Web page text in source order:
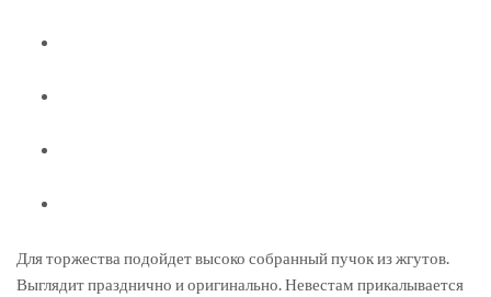
Для торжества подойдет высоко собранный пучок из жгутов.
Выглядит празднично и оригинально. Невестам прикалывается